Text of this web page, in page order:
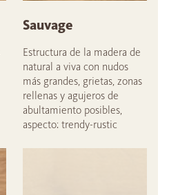
Sauvage
Estructura de la madera de
natural a viva con nudos
más grandes, grietas, zonas
rellenas y agujeros de
abultamiento posibles,
aspecto: trendy-rustic